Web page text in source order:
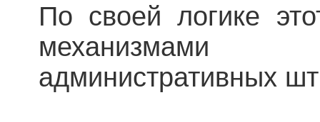
По своей логике
механизмами
административных